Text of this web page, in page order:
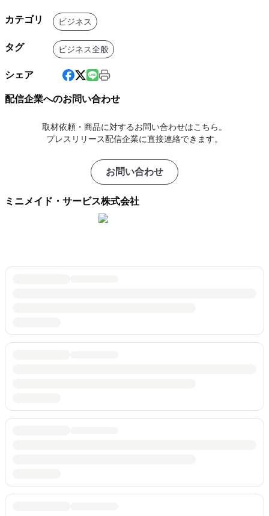
カテゴリ ビジネス
タグ ビジネス全般
シェア
配信企業へのお問い合わせ
取材依頼・商品に対するお問い合わせはこちら。
プレスリリース配信企業に直接連絡できます。
お問い合わせ
ミニメイド・サービス株式会社